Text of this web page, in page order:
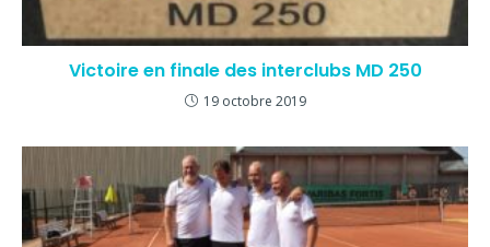
Victoire en finale des interclubs MD 250
19 octobre 2019